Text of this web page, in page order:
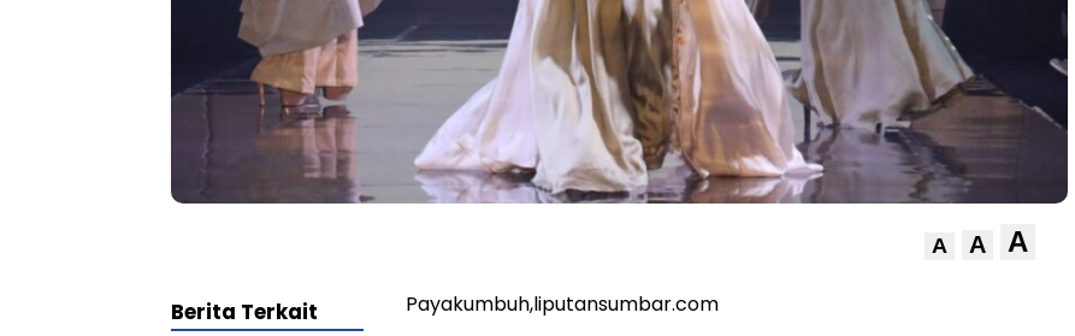
A A A
Payakumbuh,liputansumbar.com
Berita Terkait